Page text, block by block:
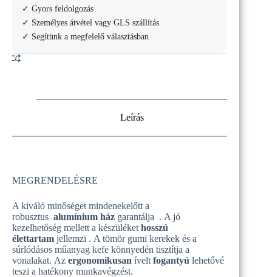
kerék
mennyiség
✓ Gyors feldolgozás
✓ Személyes átvétel vagy GLS szállítás
✓ Segítünk a megfelelő választásban
Leírás
MEGRENDELÉSRE
A kiváló minőséget mindenekelőtt a
robusztus alumínium ház garantálja . A jó
kezelhetőség mellett a készüléket hosszú
élettartam jellemzi . A tömör gumi kerekek és a
súrlódásos műanyag kefe könnyedén tisztítja a
vonalakat. Az ergonomikusan ívelt fogantyú lehetővé
teszi a hatékony munkavégzést.